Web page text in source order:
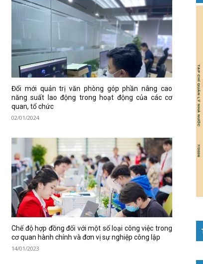
nước
Đổi mới quản trị văn phòng góp phần nâng cao
năng suất lao động trong hoạt động của các cơ
quan, tổ chức
02/01/2024
Chế độ hợp đồng đối với một số loại công việc trong
cơ quan hành chính và đơn vị sự nghiệp công lập
14/01/2023